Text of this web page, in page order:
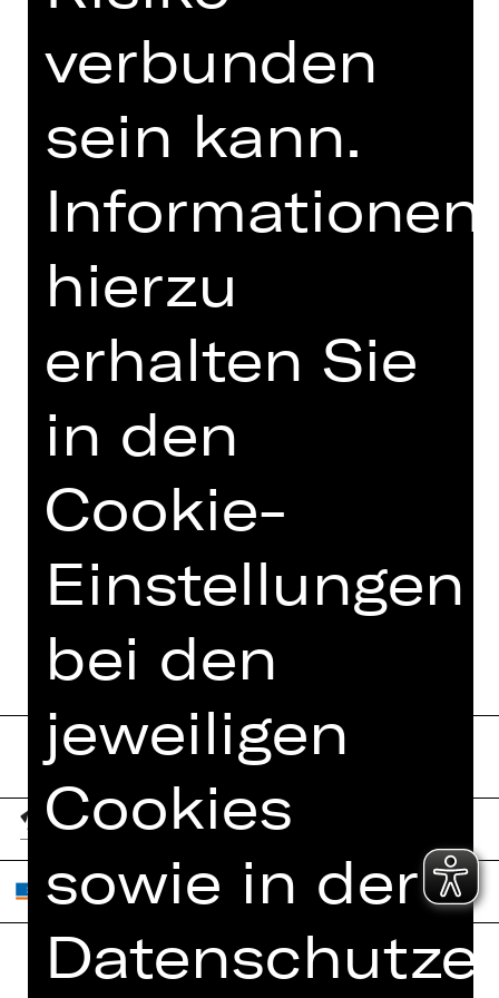
Opernfreunde
verbunden
sein kann.
Informationen
hierzu
erhalten Sie
in den
Cookie-
Einstellungen
bei den
jeweiligen
Cookies
sowie in der